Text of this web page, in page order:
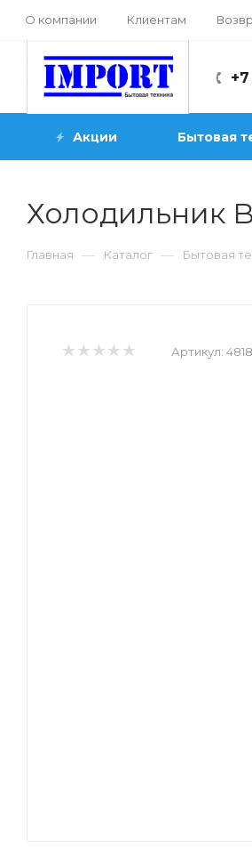
О компании Клиентам
Акции Бытовая
Холодильник
Главная — Каталог — Бытовая
Артикул: